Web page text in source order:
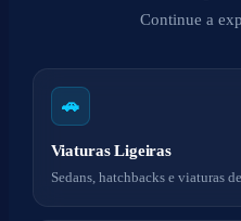
Continue a
🚗
Viaturas Ligeiras
Sedans, hatchbacks e viaturas